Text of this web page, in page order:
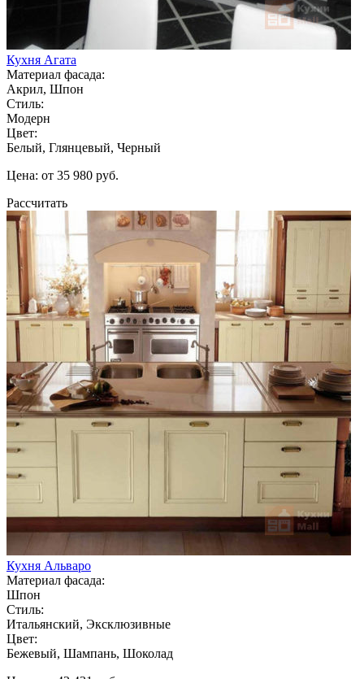
Кухня Агата
Материал фасада:
Акрил, Шпон
Стиль:
Модерн
Цвет:
Белый, Глянцевый, Черный
Цена: от 35 980 руб.
Рассчитать
Кухня Альваро
Материал фасада:
Шпон
Стиль:
Итальянский, Эксклюзивные
Цвет:
Бежевый, Шампань, Шоколад